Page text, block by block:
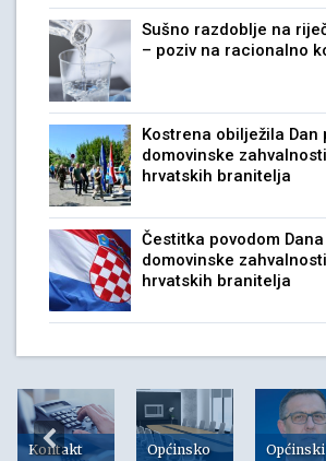
Sušno razdoblje na
– poziv na racionalno
Kostrena obilježila Dan
domovinske
hrvatskih branitelja
Čestitka povodom
domovinske
hrvatskih branitelja
Kontakt
Općinsko
Općinski